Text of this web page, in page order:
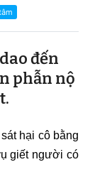
đến
phẫn nộ
hại cô bằng
giết người có